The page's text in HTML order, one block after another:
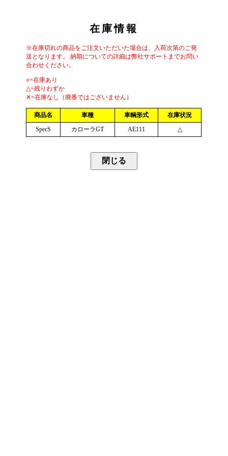
在庫情報
※在庫切れの商品をご注文いただいた場合は、入荷次第のご発
送となります。 納期についての詳細は弊社サポートまでお問い
合わせください。
○=在庫あり
△=残りわずか
✕=在庫なし（廃番ではございません）
商品名 車種 車輌形式
在庫状況
SpecS
カローラGT AE111 △